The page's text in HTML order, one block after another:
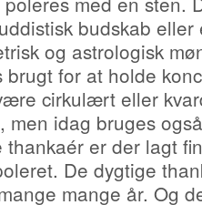
budskab
og astrologisk
for at holde
cirkulært eller
men idag bruges
thankaér er der lagt
De dygtige
mange år. Og